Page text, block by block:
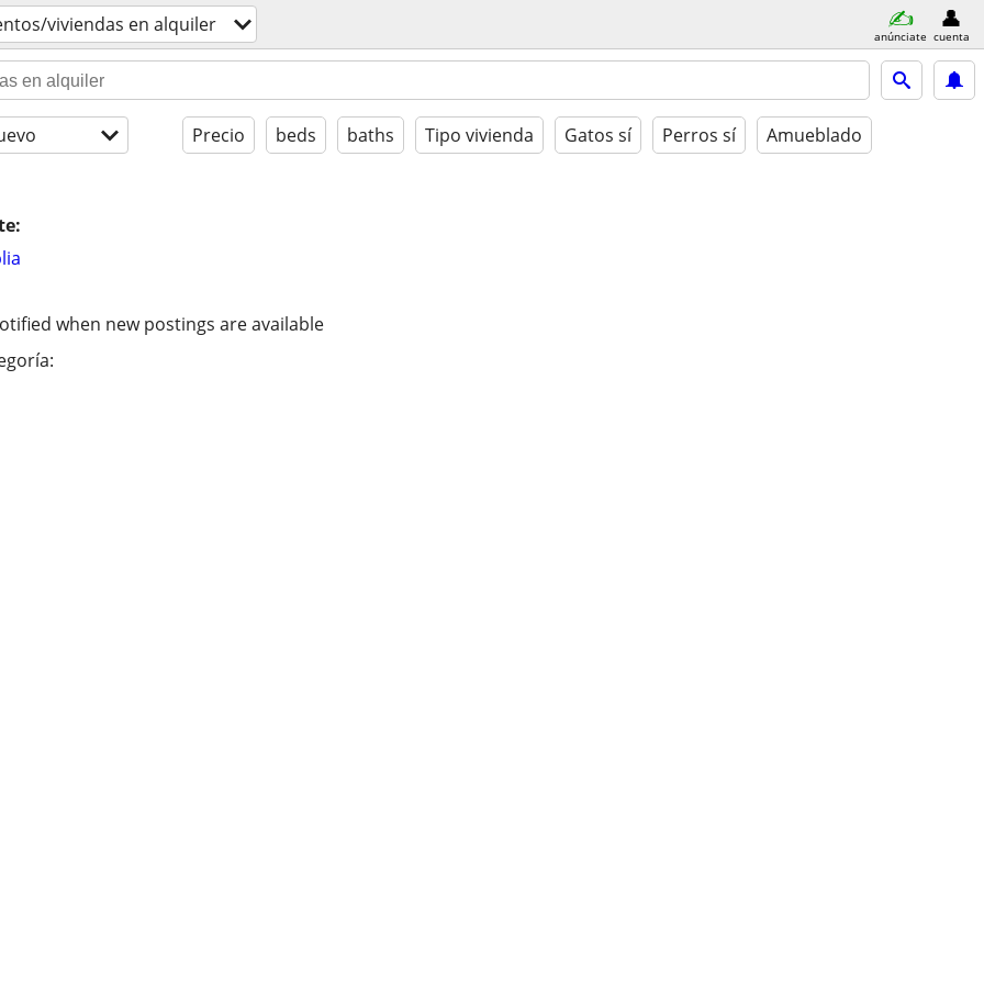
viviendas en alquiler anúnciate cuenta
Precio beds baths Tipo vivienda Gatos sí Perros sí Amueblado
when new postings are available